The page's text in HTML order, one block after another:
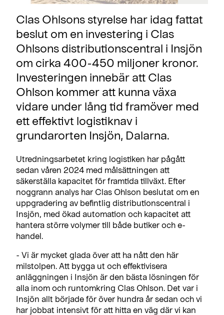
Clas Ohlsons styrelse har idag fattat
beslut om en investering i Clas
Ohlsons distributionscentral i Insjön
om cirka 400-450 miljoner kronor.
Investeringen innebär att Clas
Ohlson kommer att kunna växa
vidare under lång tid framöver med
ett effektivt logistiknav i
grundarorten Insjön, Dalarna.
Utredningsarbetet kring logistiken har pågått
sedan våren 2024 med målsättningen att
säkerställa kapacitet för framtida tillväxt. Efter
noggrann analys har Clas Ohlson beslutat om en
uppgradering av befintlig distributionscentral i
Insjön, med ökad automation och kapacitet att
hantera större volymer till både butiker och e-
handel.
- Vi är mycket glada över att ha nått den här
milstolpen. Att bygga ut och effektivisera
anläggningen i Insjön är den bästa lösningen för
alla inom och runtomkring Clas Ohlson. Det var i
Insjön allt började för över hundra år sedan och vi
har jobbat intensivt för att hitta en väg där vi kan